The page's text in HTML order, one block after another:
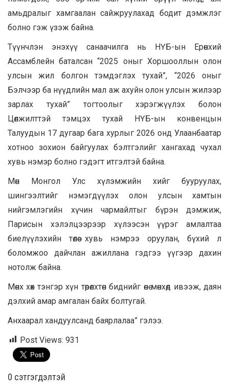
амьдралыг хамгаалан сайжруулахад бодит дэмжлэг
болно гэж үзэж байна.
Түүнчлэн энэхүү санаачилга нь НҮБ-ын Ерөнхий
Ассамблейн баталсан “2025 оныг Хоршооллын олон
улсын жил болгон тэмдэглэх тухай”, “2026 оныг
Бэлчээр ба нүүдлийн мал аж ахуйн олон улсын жилээр
зарлах тухай” тогтоолыг хэрэгжүүлэх болон
Цөлжилттэй тэмцэх тухай НҮБ-ын конвенцын
Талуудын 17 дугаар бага хурлыг 2026 онд Улаанбаатар
хотноо зохион байгуулах бэлтгэлийг хангахад чухал
хувь нэмэр болно гэдэгт итгэлтэй байна.
Мөн Монгол Улс хүлэмжийн хийг бууруулах,
шингээлтийг нэмэгдүүлэх олон улсын хамтын
нийгэмлэгийн хүчин чармайлтыг бүрэн дэмжиж,
Парисын хэлэлцээрээр хүлээсэн үүрэг амлалтаа
биелүүлэхийн төлөө хувь нэмрээ оруулан, бүхий л
боломжоо дайчлан ажиллана гэдгээ үүгээр дахин
нотолж байна.
Мөнх хөх тэнгэр хүн төрөлхтөн биднийг өнө мөнхөд ивээж, даян
дэлхий амар амгалан байх болтугай.
Анхаарал хандуулсанд баярлалаа” гэлээ.
Post Views: 931
0 cэтгэгдэлтэй